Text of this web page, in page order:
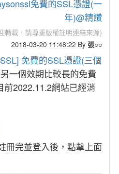
免費的SSL憑證(一
年)@精讚
轉載，請尊重版權註明連結來源)
2018-03-20 11:48:22 By 張○○
免費的SSL憑證(三個
一個效期比較長的免費
前2022.11.2網站已經消
冊完並登入後，點擊上面